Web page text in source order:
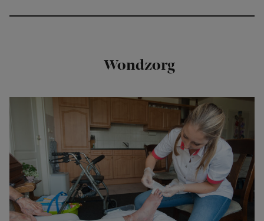
Wondzorg